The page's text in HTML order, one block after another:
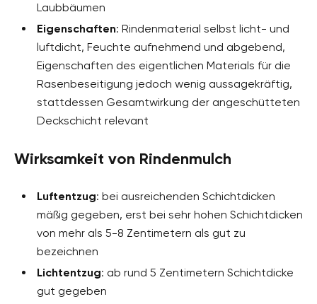
Laubbäumen
Eigenschaften: Rindenmaterial selbst licht- und
luftdicht, Feuchte aufnehmend und abgebend,
Eigenschaften des eigentlichen Materials für die
Rasenbeseitigung jedoch wenig aussagekräftig,
stattdessen Gesamtwirkung der angeschütteten
Deckschicht relevant
Wirksamkeit von Rindenmulch
Luftentzug: bei ausreichenden Schichtdicken
mäßig gegeben, erst bei sehr hohen Schichtdicken
von mehr als 5-8 Zentimetern als gut zu
bezeichnen
Lichtentzug: ab rund 5 Zentimetern Schichtdicke
gut gegeben